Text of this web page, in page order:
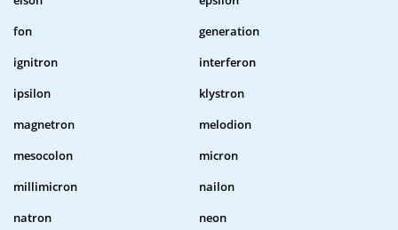
fon
generation
ignitron
interferon
ipsilon
klystron
magnetron
melodion
mesocolon
micron
millimicron
nailon
natron
neon